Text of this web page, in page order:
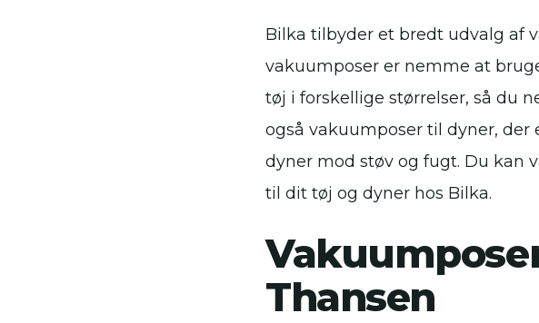
Bilka tilbyder et bredt udvalg af
vakuumposer er nemme at
tøj i forskellige størrelser, så du
også vakuumposer til dyner,
dyner mod støv og fugt. Du kan
til dit tøj og dyner hos Bilka.
Thansen